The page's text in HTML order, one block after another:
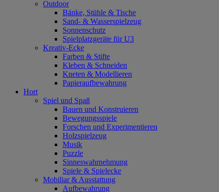
Outdoor
Bänke, Stühle & Tische
Sand- & Wasserspielzeug
Sonnenschutz
Spielplatzgeräte für U3
Kreativ-Ecke
Farben & Stifte
Kleben & Schneiden
Kneten & Modellieren
Papieraufbewahrung
Hort
Spiel und Spaß
Bauen und Konstruieren
Bewegungsspiele
Forschen und Experimentieren
Holzspielzeug
Musik
Puzzle
Sinneswahrnehmung
Spiele & Spielecke
Mobiliar & Ausstattung
Aufbewahrung